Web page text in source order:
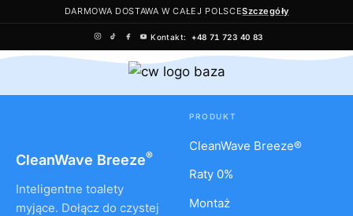
DARMOWA DOSTAWA W CAŁEJ POLSCESzczegóły
Kontakt: +48 71 723 40 83
CleanWave Breeze®
Inteligentne toalety
myjące. Dołącz do czystej
PRODUKT
CleanWave Breeze®
Raty 0%
Montaż